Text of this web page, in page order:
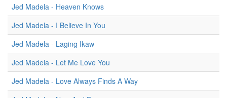
Jed Madela - Heaven Knows
Jed Madela - I Believe In You
Jed Madela - Laging Ikaw
Jed Madela - Let Me Love You
Jed Madela - Love Always Finds A Way